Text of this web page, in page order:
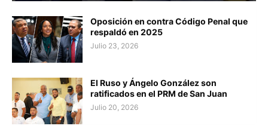
Oposición en contra Código Penal que
respaldó en 2025
Julio 23, 2026
El Ruso y Ángelo González son
ratificados en el PRM de San Juan
Julio 20, 2026